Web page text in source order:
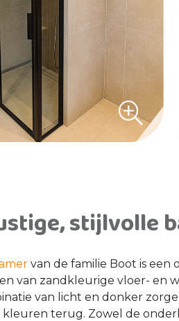
stijlvolle
van de familie Boot is
van zandkleurige vloer- en
van licht en donker
terug. Zowel de